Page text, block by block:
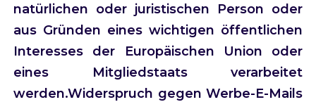
natürlichen oder juristischen Person oder
aus Gründen eines wichtigen öffentlichen
Interesses der Europäischen Union oder
eines Mitgliedstaats verarbeitet
werden.Widerspruch gegen Werbe-E-Mails